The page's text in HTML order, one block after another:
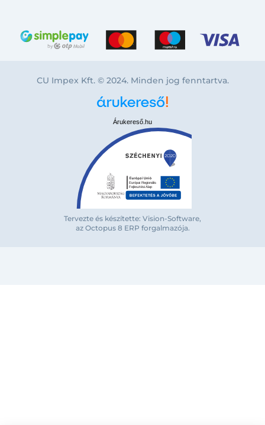
CU Impex Kft. © 2024. Minden jog fenntartva.
Árukereső.hu
Tervezte és készítette: Vision-Software,
az Octopus 8 ERP forgalmazója.